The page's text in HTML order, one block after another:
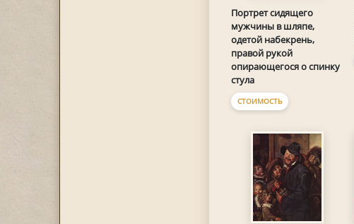
Портрет сидящего
мужчины в шляпе,
одетой набекрень,
правой рукой
опирающегося о спинку
стула
СТОИМОСТЬ